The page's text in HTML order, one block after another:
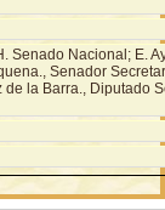
Senado Nacional; E.
Senador
la Barra., Diputado